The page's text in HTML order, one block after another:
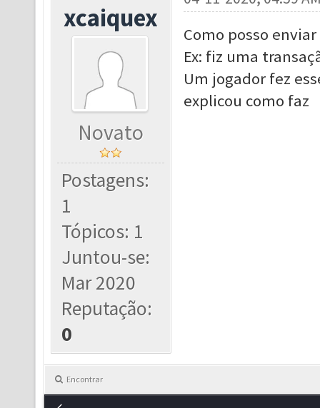
xcaiquex
Novato
Postagens:
1
Tópicos: 1
Juntou-se:
Mar 2020
Reputação:
0
Como posso
Ex: fiz uma
Um jogador fez
explicou como faz
Encontrar